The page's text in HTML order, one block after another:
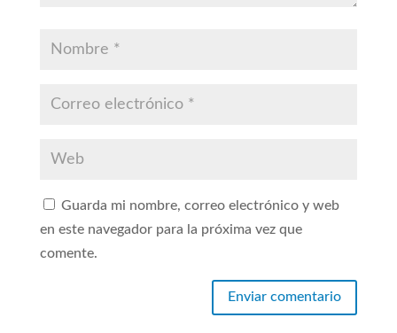
Guarda mi nombre, correo electrónico y web
en este navegador para la próxima vez que
comente.